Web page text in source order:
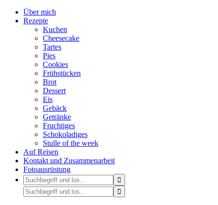
Über mich
Rezepte
Kuchen
Cheesecake
Tartes
Pies
Cookies
Frühstücken
Brot
Dessert
Eis
Gebäck
Getränke
Fruchtiges
Schokoladiges
Stulle of the week
Auf Reisen
Kontakt und Zusammenarbeit
Fotoausrüstung